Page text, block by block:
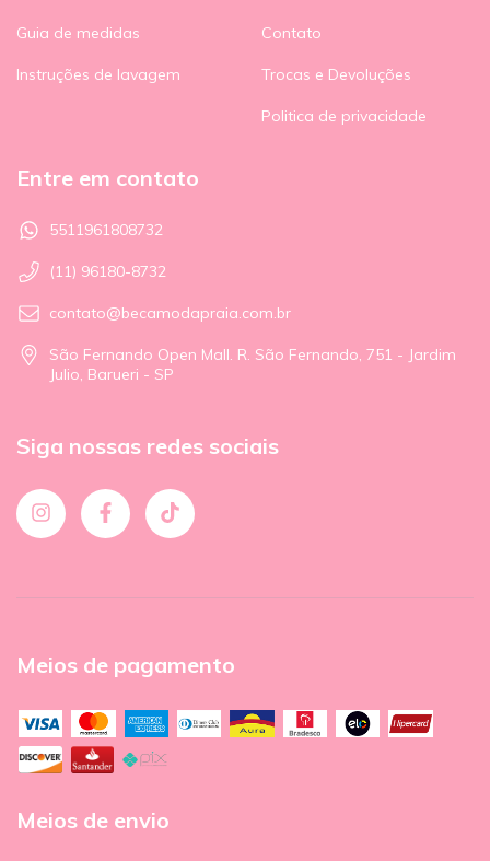
Guia de medidas
Instruções de lavagem
Contato
Trocas e Devoluções
Politica de privacidade
Entre em contato
5511961808732
(11) 96180-8732
contato@becamodapraia.com.br
São Fernando Open Mall. R. São Fernando, 751 - Jardim
Julio, Barueri - SP
Siga nossas redes sociais
Meios de pagamento
Meios de envio